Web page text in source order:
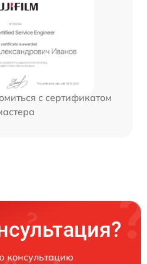
с сертификатом
консультацию